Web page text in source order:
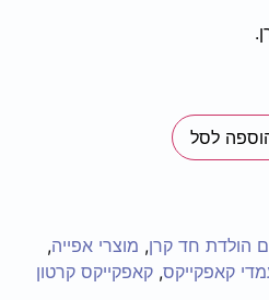
לסל
הולדת חד קרן, מוצרי אפייה,
קאפקייקס, קאפקייקס קרטון